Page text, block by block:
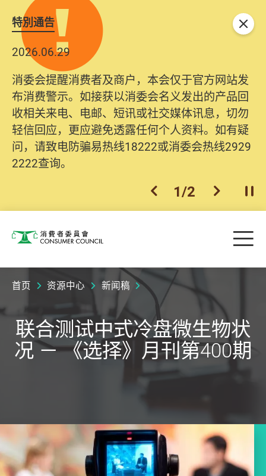
特別通告
2026.06.29
消委会提醒消费者及商户，本会仅于官方网站发
布消费警示。如接获以消委会名义发出的产品回
收相关来电、电邮、短讯或社交媒体讯息，切勿
轻信回应，更应避免透露任何个人资料。如有疑
问，请致电防骗易热线18222或消委会热线2929
2222查询。
上一个
1/2 下一个开
关闭
消费者委员会 目
首页 资源中心 新闻稿
联合测试中式冷盘微生物状
况 － 《选择》月刊第400期